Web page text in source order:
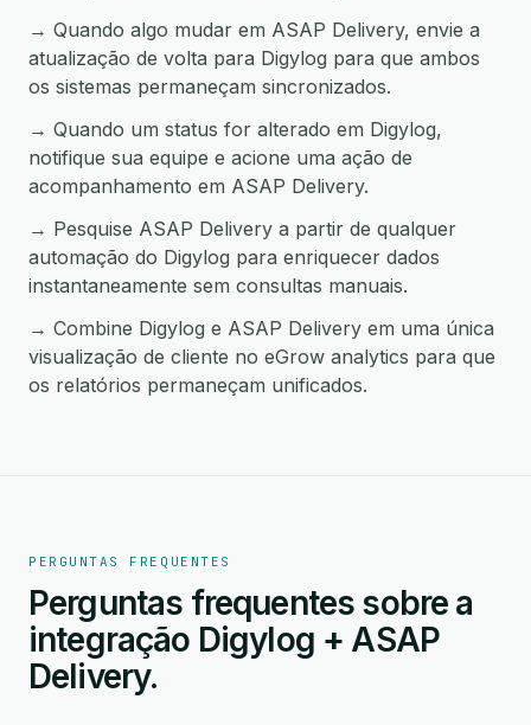
→ Quando algo mudar em ASAP Delivery, envie a
atualização de volta para Digylog para que ambos
os sistemas permaneçam sincronizados.
→ Quando um status for alterado em Digylog,
notifique sua equipe e acione uma ação de
acompanhamento em ASAP Delivery.
→ Pesquise ASAP Delivery a partir de qualquer
automação do Digylog para enriquecer dados
instantaneamente sem consultas manuais.
→ Combine Digylog e ASAP Delivery em uma única
visualização de cliente no eGrow analytics para que
os relatórios permaneçam unificados.
PERGUNTAS FREQUENTES
Perguntas frequentes sobre a
integração Digylog + ASAP
Delivery.